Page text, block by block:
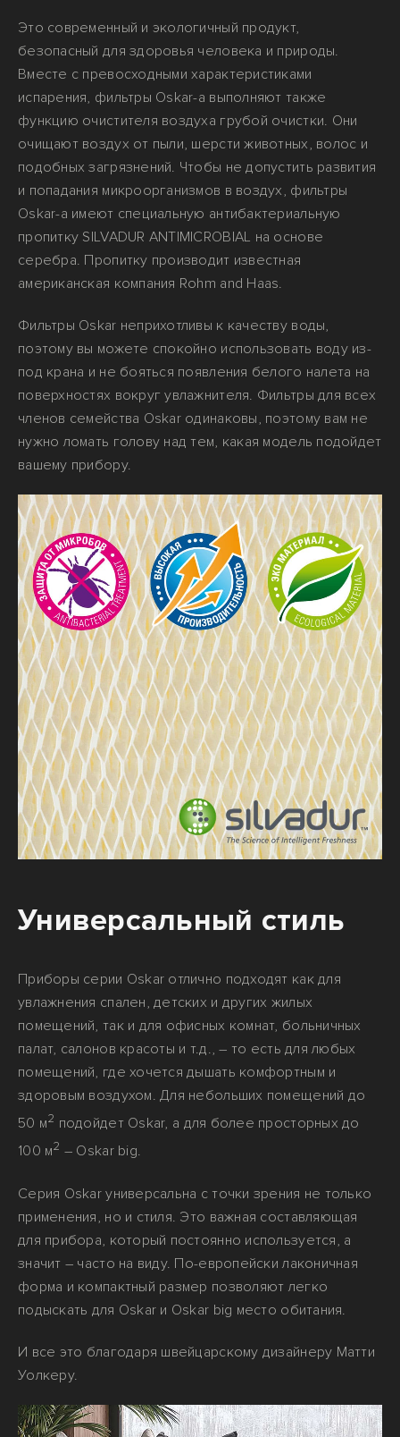
Это современный и экологичный продукт,
безопасный для здоровья человека и природы.
Вместе с превосходными характеристиками
испарения, фильтры Oskar-а выполняют также
функцию очистителя воздуха грубой очистки. Они
очищают воздух от пыли, шерсти животных, волос и
подобных загрязнений. Чтобы не допустить развития
и попадания микроорганизмов в воздух, фильтры
Oskar-а имеют специальную антибактериальную
пропитку SILVADUR ANTIMICROBIAL на основе
серебра. Пропитку производит известная
американская компания Rohm and Haas.
Фильтры Oskar неприхотливы к качеству воды,
поэтому вы можете спокойно использовать воду из-
под крана и не бояться появления белого налета на
поверхностях вокруг увлажнителя. Фильтры для всех
членов семейства Oskar одинаковы, поэтому вам не
нужно ломать голову над тем, какая модель подойдет
вашему прибору.
Универсальный стиль
Приборы серии Oskar отлично подходят как для
увлажнения спален, детских и других жилых
помещений, так и для офисных комнат, больничных
палат, салонов красоты и т.д., – то есть для любых
помещений, где хочется дышать комфортным и
здоровым воздухом. Для небольших помещений до
50 м2 подойдет Oskar, а для более просторных до
100 м2 – Oskar big.
Серия Oskar универсальна с точки зрения не только
применения, но и стиля. Это важная составляющая
для прибора, который постоянно используется, а
значит – часто на виду. По-европейски лаконичная
форма и компактный размер позволяют легко
подыскать для Oskar и Oskar big место обитания.
И все это благодаря швейцарскому дизайнеру Матти
Уолкеру.